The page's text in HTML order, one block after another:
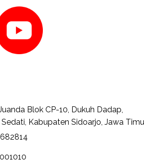
Blok CP-10, Dukuh Dadap,
Kabupaten Sidoarjo, Jawa